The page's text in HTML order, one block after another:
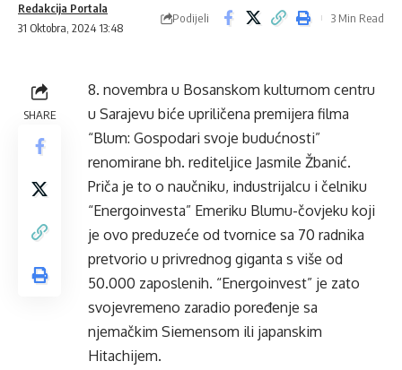
31 Oktobra, 2024 13:48
Redakcija Portala
Podijeli 3 Min Read
SHARE
8. novembra u Bosanskom kulturnom centru
u Sarajevu biće upriličena premijera filma
“Blum: Gospodari svoje budućnosti”
renomirane bh. rediteljice Jasmile Žbanić.
Priča je to o naučniku, industrijalcu i čelniku
“Energoinvesta” Emeriku Blumu-čovjeku koji
je ovo preduzeće od tvornice sa 70 radnika
pretvorio u privrednog giganta s više od
50.000 zaposlenih. “Energoinvest” je zato
svojevremeno zaradio poređenje sa
njemačkim Siemensom ili japanskim
Hitachijem.